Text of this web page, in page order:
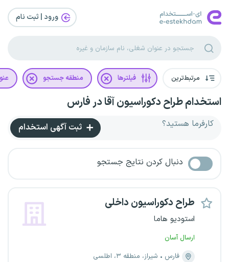
ورود | ثبت‌ نام
مرتبط‌ترین فیلترها منطقه جستجو
استخدام طراح دکوراسیون آقا در فارس
کارفرما هستید؟ ثبت آگهی استخدام
دنبال کردن نتایج جستجو
طراح دکوراسیون داخلی
استودیو هاما
ارسال آسان
فارس
شیراز، منطقه ۳، اطلسی